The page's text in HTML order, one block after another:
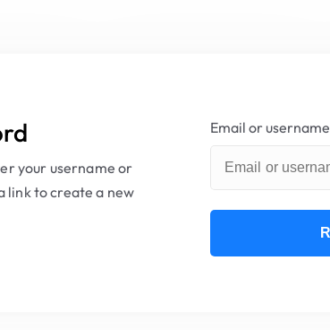
your username or
link to create a new
Email or username